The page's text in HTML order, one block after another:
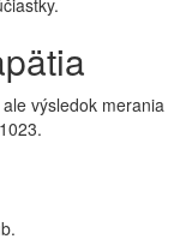
výsledok merania